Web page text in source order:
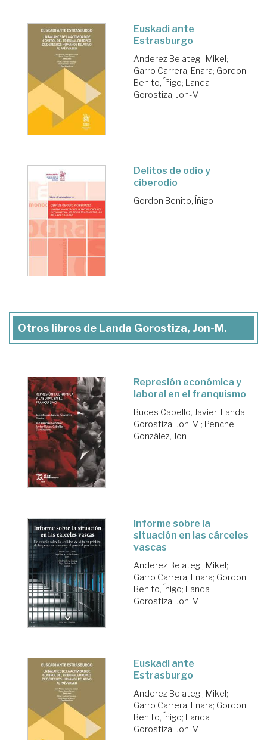
Euskadi ante
Estrasburgo
Anderez Belategi, Mikel;
Garro Carrera, Enara; Gordon
Benito, Íñigo; Landa
Gorostiza, Jon-M.
Delitos de odio y
ciberodio
Gordon Benito, Íñigo
Otros libros de Landa Gorostiza, Jon-M.
Represión económica y
laboral en el franquismo
Buces Cabello, Javier; Landa
Gorostiza, Jon-M.; Penche
González, Jon
Informe sobre la
situación en las cárceles
vascas
Anderez Belategi, Mikel ;
Garro Carrera, Enara; Gordon
Benito, Íñigo; Landa
Gorostiza, Jon-M.
Euskadi ante
Estrasburgo
Anderez Belategi, Mikel;
Garro Carrera, Enara; Gordon
Benito, Íñigo; Landa
Gorostiza, Jon-M.